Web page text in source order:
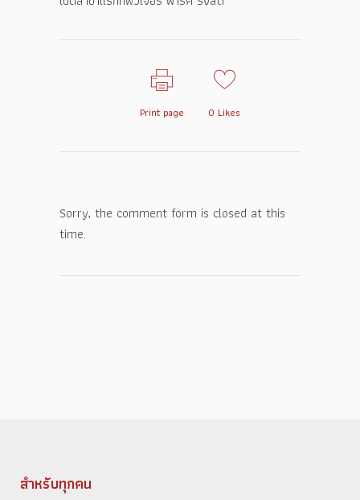
Print page 0 Likes
Sorry, the comment form is closed at this
time.
สำหรับทุกคน